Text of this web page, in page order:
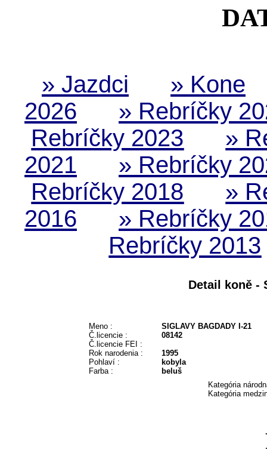
» Jazdci
» Kone
2026
» Rebríčky
Rebríčky 2023
»
2021
» Rebríčky
Rebríčky 2018
»
2016
» Rebríčky
Rebríčky 2013
Detail koně -
Meno :
Č.licencie :
Č.licencie FEI :
Rok narodenia :
Pohlaví :
Farba :
SIGLAVY BAGDADY I-21
08142
1995
kobyla
beluš
Kategória
Kategória